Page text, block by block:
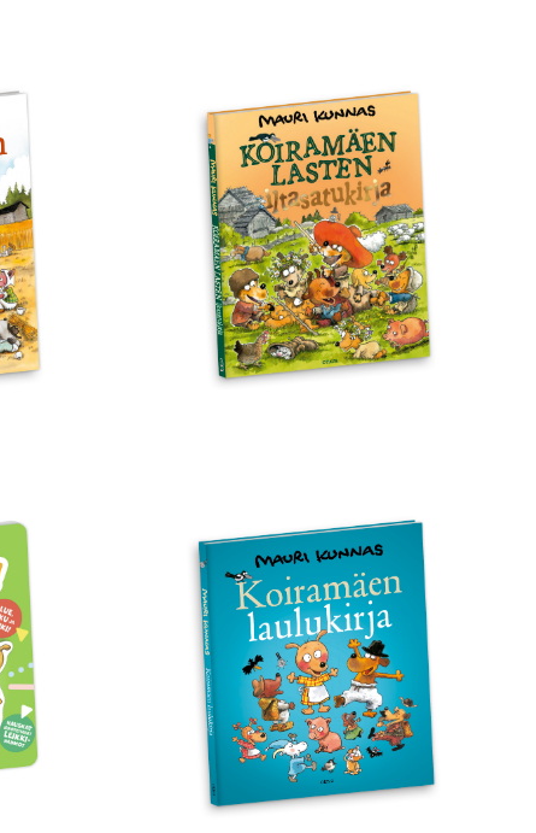
Koiramäen
lasten
iltasatukirja
Koiramäen
laulukirja